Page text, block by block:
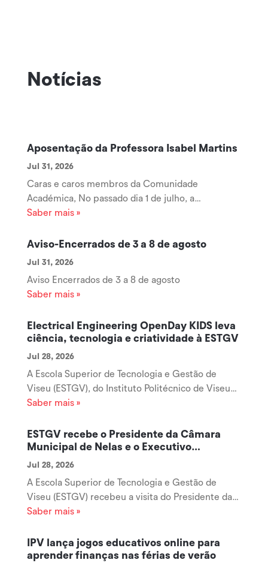
Notícias
Aposentação da Professora Isabel Martins
Jul 31, 2026
Caras e caros membros da Comunidade
Académica, No passado dia 1 de julho, a
Professora Coordenadora Isabel Martins iniciou
aposentação, encerrando um longo e brilhante
Saber mais »
Aviso-Encerrados de 3 a 8 de agosto
Jul 31, 2026
Aviso Encerrados de 3 a 8 de agosto
Saber mais »
Electrical Engineering OpenDay KIDS leva
ciência, tecnologia e criatividade à ESTGV
Jul 28, 2026
A Escola Superior de Tecnologia e Gestão de
Viseu (ESTGV), do Instituto Politécnico de Viseu
(IPV), está a receber mais uma edição do Electrical
organizada pelo Departamento de Engenharia
Eletrotécnica que reúne dezenas de...
Saber mais »
ESTGV recebe o Presidente da Câmara
Municipal de Nelas e o Executivo
Municipal
Jul 28, 2026
A Escola Superior de Tecnologia e Gestão de
Viseu (ESTGV) recebeu a visita do Presidente da
Câmara Municipal de Nelas e do respetivo
que teve como principal objetivo reforçar a
colaboração entre o Município de Nelas e o...
Saber mais »
IPV lança jogos educativos online para
aprender finanças nas férias de verão